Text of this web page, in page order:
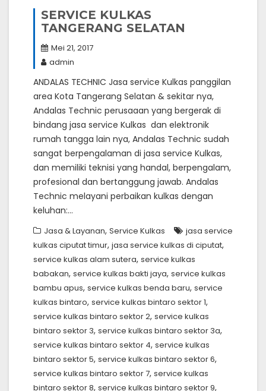
SERVICE KULKAS
TANGERANG SELATAN
Mei 21, 2017
admin
ANDALAS TECHNIC Jasa service Kulkas panggilan
area Kota Tangerang Selatan & sekitar nya,
Andalas Technic perusaaan yang bergerak di
bindang jasa service Kulkas dan elektronik
rumah tangga lain nya, Andalas Technic sudah
sangat berpengalaman di jasa service Kulkas,
dan memiliki teknisi yang handal, berpengalam,
profesional dan bertanggung jawab. Andalas
Technic melayani perbaikan kulkas dengan
keluhan:…
Jasa & Layanan, Service Kulkas
jasa service
kulkas ciputat timur, jasa service kulkas di ciputat,
service kulkas alam sutera, service kulkas
babakan, service kulkas bakti jaya, service kulkas
bambu apus, service kulkas benda baru, service
kulkas bintaro, service kulkas bintaro sektor 1,
service kulkas bintaro sektor 2, service kulkas
bintaro sektor 3, service kulkas bintaro sektor 3a,
service kulkas bintaro sektor 4, service kulkas
bintaro sektor 5, service kulkas bintaro sektor 6,
service kulkas bintaro sektor 7, service kulkas
bintaro sektor 8, service kulkas bintaro sektor 9,